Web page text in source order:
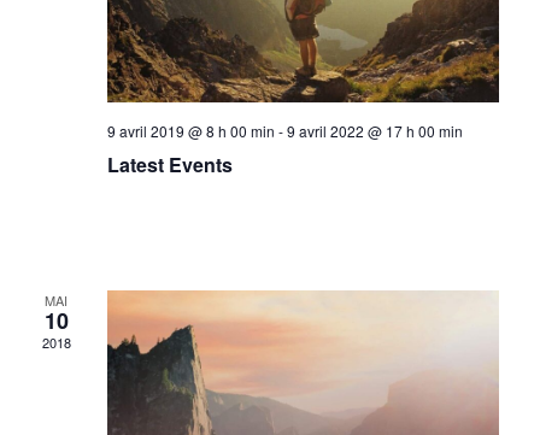
9 avril 2019 @ 8 h 00 min -9 avril 2022 @ 17 h 00 min
Latest Events
MAI
10
2018